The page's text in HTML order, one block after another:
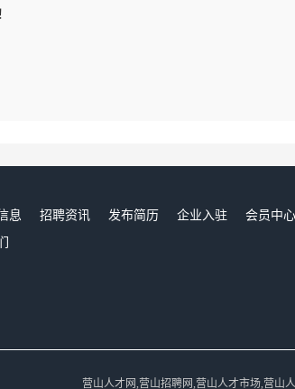
息 招聘资讯 发布简历 企业入驻 会员中心
营山人才网,营山招聘网,营山人才市场,营山